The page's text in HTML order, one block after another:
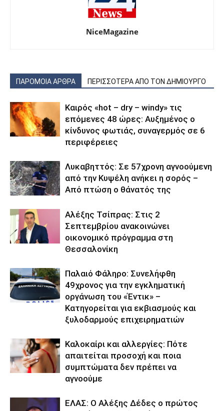
NiceMagazine
ΠΑΡΟΜΟΙΑ ΑΡΘΡΑ ΠΕΡΙΣΣΟΤΕΡΑ ΑΠΟ ΤΟΝ ΔΗΜΙΟΥΡΓΟ
Καιρός «hot – dry – windy» τις
επόμενες 48 ώρες: Αυξημένος ο
κίνδυνος φωτιάς, συναγερμός σε 6
περιφέρειες
Λυκαβηττός: Σε 57χρονη αγνοούμενη
από την Κυψέλη ανήκει η σορός –
Από πτώση ο θάνατός της
Αλέξης Τσίπρας: Στις 2
Σεπτεμβρίου ανακοινώνει
οικονομικό πρόγραμμα στη
Θεσσαλονίκη
Παλαιό Φάληρο: Συνελήφθη
49χρονος για την εγκληματική
οργάνωση του «Έντικ» –
Κατηγορείται για εκβιασμούς και
ξυλοδαρμούς επιχειρηματιών
Καλοκαίρι και αλλεργίες: Πότε
απαιτείται προσοχή και ποια
συμπτώματα δεν πρέπει να
αγνοούμε
ΕΛΑΣ: Ο Αλέξης Δέδες ο πρώτος